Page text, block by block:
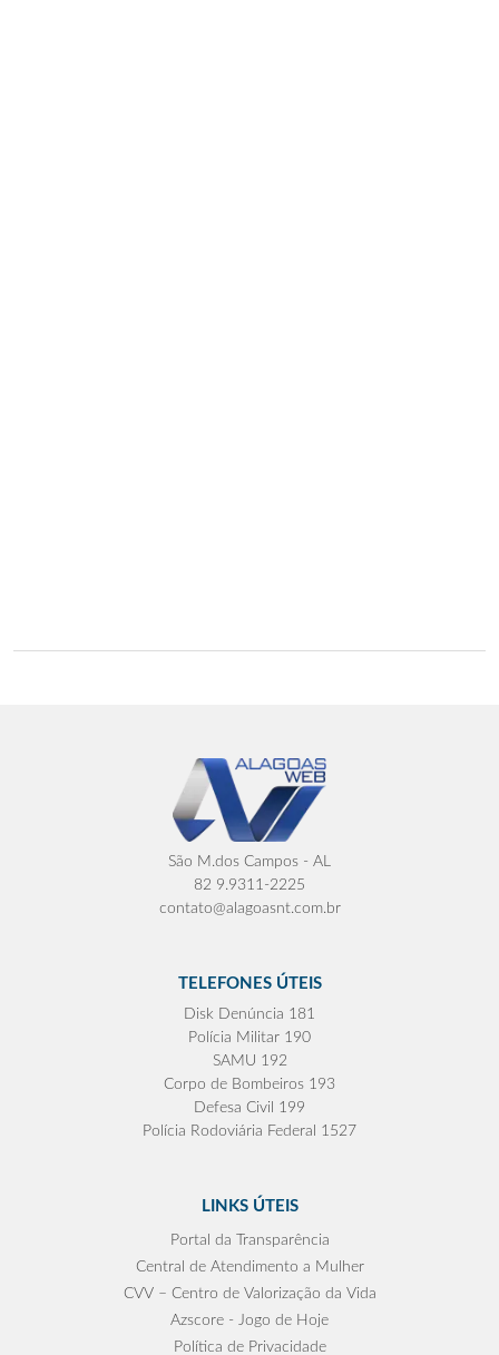
São M.dos Campos - AL
82 9.9311-2225
contato@alagoasnt.com.br
TELEFONES ÚTEIS
Disk Denúncia 181
Polícia Militar 190
SAMU 192
Corpo de Bombeiros 193
Defesa Civil 199
Polícia Rodoviária Federal 1527
LINKS ÚTEIS
Portal da Transparência
Central de Atendimento a Mulher
CVV – Centro de Valorização da Vida
Azscore - Jogo de Hoje
Política de Privacidade